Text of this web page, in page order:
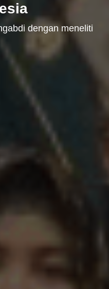
dengan meneliti